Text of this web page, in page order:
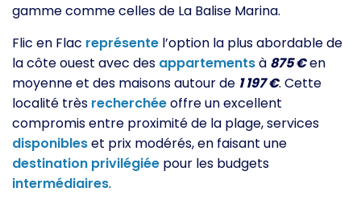
gamme comme celles de La Balise Marina.
Flic en Flac représente l’option la plus abordable de
la côte ouest avec des appartementsà 875 €en
moyenne et des maisons autour de 1 197 €. Cette
localité très recherchéeoffre un excellent
compromis entre proximité de la plage, services
disponibleset prix modérés, en faisant une
destination privilégiée pour les budgets
intermédiaires.